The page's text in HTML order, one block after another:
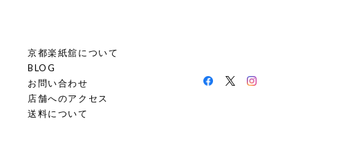
京都楽紙舘について
BLOG
お問い合わせ
店舗へのアクセス
送料について